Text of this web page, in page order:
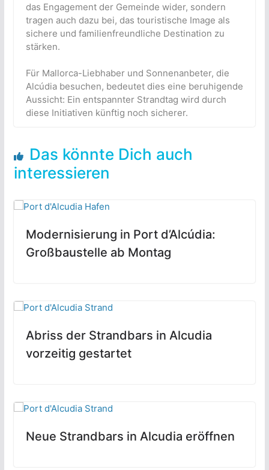
das Engagement der Gemeinde wider, sondern
tragen auch dazu bei, das touristische Image als
sichere und familienfreundliche Destination zu
stärken.
Für Mallorca-Liebhaber und Sonnenanbeter, die
Alcúdia besuchen, bedeutet dies eine beruhigende
Aussicht: Ein entspannter Strandtag wird durch
diese Initiativen künftig noch sicherer.
Das könnte Dich auch
interessieren
Modernisierung in Port d’Alcúdia:
Großbaustelle ab Montag
Abriss der Strandbars in Alcudia
vorzeitig gestartet
Neue Strandbars in Alcudia eröffnen